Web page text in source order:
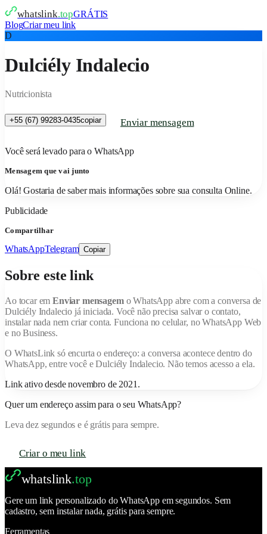
whatslink.topGRÁTIS
BlogCriar meu link
D
Dulciély Indalecio
Nutricionista
+55 (67) 99283-0435copiar Enviar mensagem
Você será levado para o WhatsApp
Mensagem que vai junto
Olá! Gostaria de saber mais informações sobre sua consulta Online.
Publicidade
Compartilhar
WhatsAppTelegram Copiar
Sobre este link
Ao tocar emEnviar mensagem o WhatsApp abre com a conversa de
Dulciély Indalecio já iniciada. Você não precisa salvar o contato,
instalar nada nem criar conta. Funciona no celular, no WhatsApp Web
e no Business.
O WhatsLink só encurta o endereço: a conversa acontece dentro do
WhatsApp, entre você eDulciély Indalecio. Não temos acesso a ela.
Link ativo desde novembro de 2021 .
Quer um endereço assim para o seu WhatsApp?
Leva dez segundos e é grátis para sempre.
Criar o meu link
whatslink.top
Gere um link personalizado do WhatsApp em segundos. Sem
cadastro, sem instalar nada, grátis para sempre.
Ferramentas